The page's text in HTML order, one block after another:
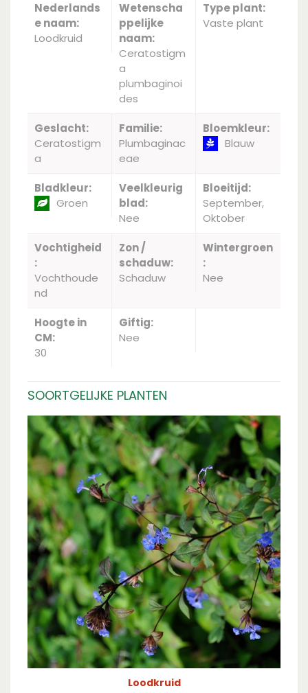
Nederlands
e naam:
Loodkruid
Wetenscha
ppelijke
naam:
Ceratostigm
a
plumbaginoi
des
Type plant:
Vaste plant
Geslacht:
Ceratostigm
a
Familie:
Plumbaginac
eae
Bloemkleur:
Blauw
Bladkleur:
Groen
Veelkleurig
blad:
Nee
Bloeitijd:
September,
Oktober
Vochtigheid
:
Vochthoude
nd
Zon /
schaduw:
Schaduw
Wintergroen
:
Nee
Hoogte in
CM:
30
Giftig:
Nee
SOORTGELIJKE PLANTEN
Loodkruid